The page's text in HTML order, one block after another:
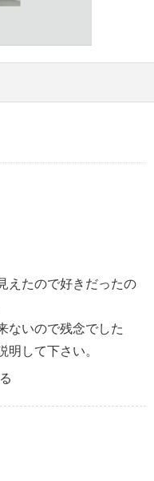
退色注意
えたので好きだったの
ないので残念でした
明して下さい。